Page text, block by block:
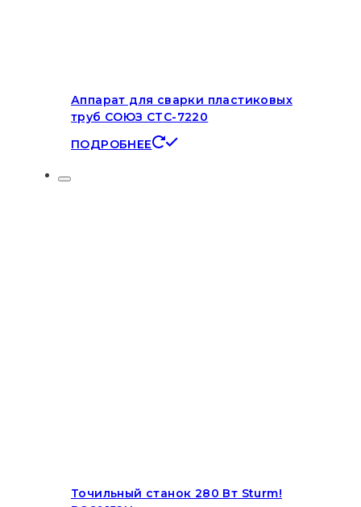
Аппарат для сварки пластиковых
труб СОЮЗ СТС-7220
ПОДРОБНЕЕ
Точильный станок 280 Вт Sturm!